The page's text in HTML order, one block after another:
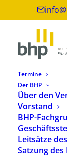
Termine
Der BHP
Über den
Vorstand
BHP-
Leitsätze
Satzung des
000